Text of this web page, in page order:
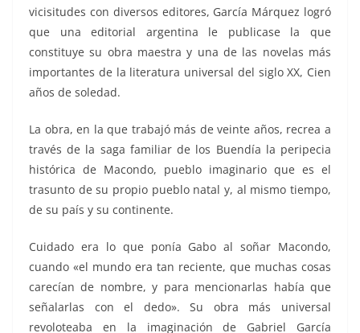
vicisitudes con diversos editores, García Márquez logró
que una editorial argentina le publicase la que
constituye su obra maestra y una de las novelas más
importantes de la literatura universal del siglo XX, Cien
años de soledad.
La obra, en la que trabajó más de veinte años, recrea a
través de la saga familiar de los Buendía la peripecia
histórica de Macondo, pueblo imaginario que es el
trasunto de su propio pueblo natal y, al mismo tiempo,
de su país y su continente.
Cuidado era lo que ponía Gabo al soñar Macondo,
cuando «el mundo era tan reciente, que muchas cosas
carecían de nombre, y para mencionarlas había que
señalarlas con el dedo». Su obra más universal
revoloteaba en la imaginación de Gabriel García